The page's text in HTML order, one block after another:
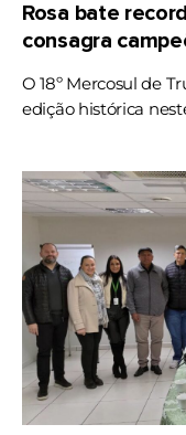
Rosa bate
consagra
O 18º Mercosul de
edição histórica